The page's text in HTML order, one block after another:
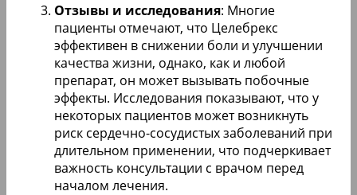
Отзывы и исследования: Многие
пациенты отмечают, что Целебрекс
эффективен в снижении боли и улучшении
качества жизни, однако, как и любой
препарат, он может вызывать побочные
эффекты. Исследования показывают, что у
некоторых пациентов может возникнуть
риск сердечно-сосудистых заболеваний при
длительном применении, что подчеркивает
важность консультации с врачом перед
началом лечения.